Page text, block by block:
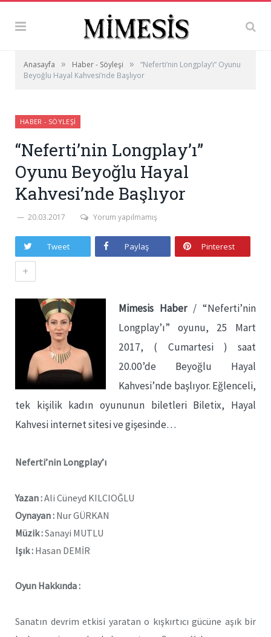
Anasayfa » Haber - Söyleşi »
“Neferti’nin Longplay’ı” Oyunu
Beyoğlu Hayal Kahvesi’nde Başlıyor
HABER - SÖYLEŞI
“Neferti’nin Longplay’ı”
Oyunu Beyoğlu Hayal
Kahvesi’nde Başlıyor
20.03.2017 Yorum yapılmamış
Tweet Paylaş Pinterest
+
Mimesis Haber/ “Neferti’nin
Longplay’ı” oyunu, 25 Mart
2017, ( Cumartesi ) saat
20.00’de Beyoğlu Hayal
Kahvesi’nde başlıyor. Eğlenceli,
tek kişilik kadın oyununun biletleri Biletix, Hayal
Kahvesi internet sitesi ve gişesinde…
Neferti’nin Longplay’ı
Yazan :Ali Cüneyd KILCIOĞLU
Oynayan : Nur GÜRKAN
Müzik :Sanayi MUTLU
Işık : Hasan DEMİR
Oyun Hakkında :
Sanatın devrim etkisi yaratan o kışkırtıcı gücüne aşık bir